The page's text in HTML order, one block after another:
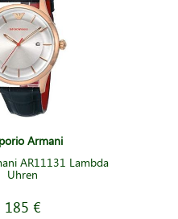
Armani
AR11131 Lambda
Uhren
185 €